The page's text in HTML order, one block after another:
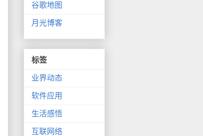
谷歌地图
月光博客
标签
业界动态
软件应用
生活感悟
互联网络